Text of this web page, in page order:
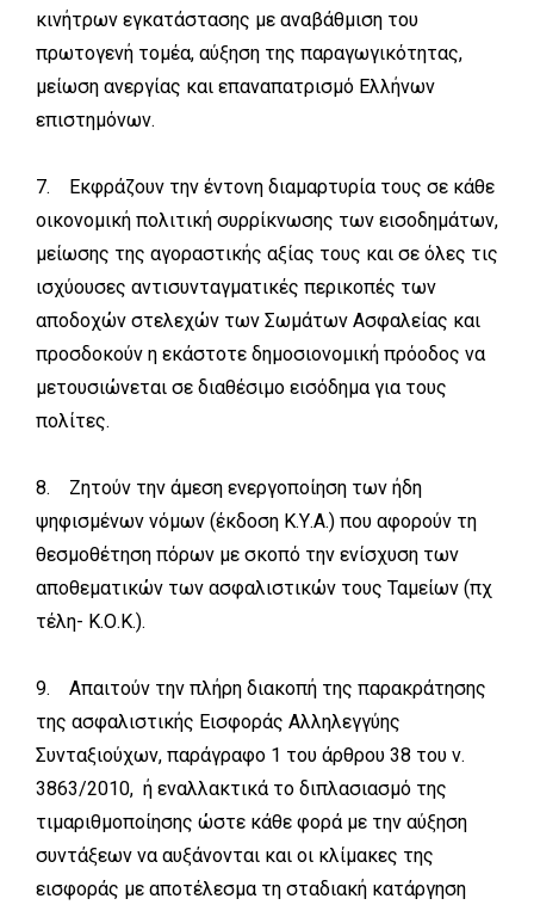
κινήτρων εγκατάστασης με αναβάθμιση του
πρωτογενή τομέα, αύξηση της παραγωγικότητας,
μείωση ανεργίας και επαναπατρισμό Ελλήνων
επιστημόνων.
7. Εκφράζουν την έντονη διαμαρτυρία τους σε κάθε
οικονομική πολιτική συρρίκνωσης των εισοδημάτων,
μείωσης της αγοραστικής αξίας τους και σε όλες τις
ισχύουσες αντισυνταγματικές περικοπές των
αποδοχών στελεχών των Σωμάτων Ασφαλείας και
προσδοκούν η εκάστοτε δημοσιονομική πρόοδος να
μετουσιώνεται σε διαθέσιμο εισόδημα για τους
πολίτες.
8. Ζητούν την άμεση ενεργοποίηση των ήδη
ψηφισμένων νόμων (έκδοση Κ.Υ.Α.) που αφορούν τη
θεσμοθέτηση πόρων με σκοπό την ενίσχυση των
αποθεματικών των ασφαλιστικών τους Ταμείων (πχ
τέλη- Κ.Ο.Κ.).
9. Απαιτούν την πλήρη διακοπή της παρακράτησης
της ασφαλιστικής Εισφοράς Αλληλεγγύης
Συνταξιούχων, παράγραφο 1 του άρθρου 38 του ν.
3863/2010, ή εναλλακτικά το διπλασιασμό της
τιμαριθμοποίησης ώστε κάθε φορά με την αύξηση
συντάξεων να αυξάνονται και οι κλίμακες της
εισφοράς με αποτέλεσμα τη σταδιακή κατάργηση